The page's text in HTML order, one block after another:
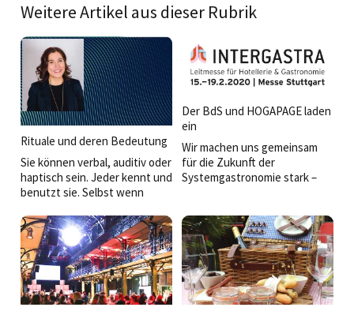
Weitere Artikel aus dieser Rubrik
Rituale und deren Bedeutung
Sie können verbal, auditiv oder
haptisch sein. Jeder kennt und
benutzt sie. Selbst wenn
mit ihnen Großes bewirken.
Der BdS und HOGAPAGE laden
ein
Wir machen uns gemeinsam
für die Zukunft der
Systemgastronomie stark –
Stand (Halle 7, D02) auf der
Fachmesse INTERGASTRA in
Stuttgart einen »Info-Tag des
Bundesverbands der
Systemgastronomie« geben.